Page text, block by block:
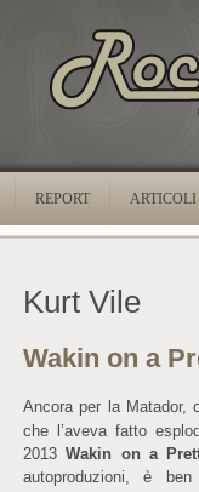
REPORT ARTICOLI
Kurt Vile
Wakin on a
Ancora per la Matador,
che l’aveva fatto
2013Wakin on a
autoproduzioni, è